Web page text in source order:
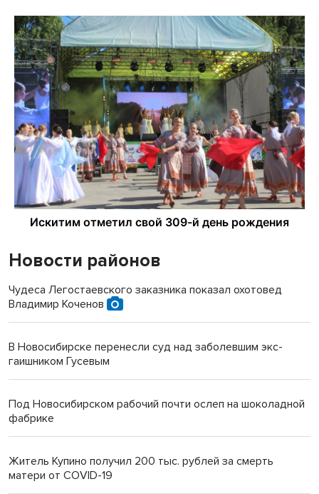
Новости районов
Чудеса Легостаевского заказника показал охотовед
Владимир Коченов
В Новосибирске перенесли суд над заболевшим экс-
гаишником Гусевым
Под Новосибирском рабочий почти ослеп на шоколадной
фабрике
Житель Купино получил 200 тыс. рублей за смерть
матери от COVID-19